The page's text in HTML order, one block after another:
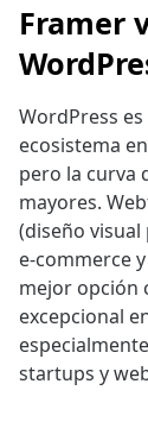
Framer
WordPress
ecosistema
pero la curva
mayores.
(diseño
e-commerce
mejor opción
excepcional
startups y